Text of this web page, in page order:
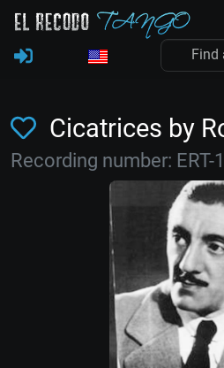
Cicatrices by
Recording number: ERT-